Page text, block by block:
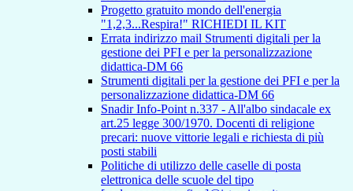
Progetto gratuito mondo dell'energia
"1,2,3...Respira!" RICHIEDI IL KIT
Errata indirizzo mail Strumenti digitali per la
gestione dei PFI e per la personalizzazione
didattica-DM 66
Strumenti digitali per la gestione dei PFI e per la
personalizzazione didattica-DM 66
Snadir Info-Point n.337 - All'albo sindacale ex
art.25 legge 300/1970. Docenti di religione
precari: nuove vittorie legali e richiesta di più
posti stabili
Politiche di utilizzo delle caselle di posta
elettronica delle scuole del tipo